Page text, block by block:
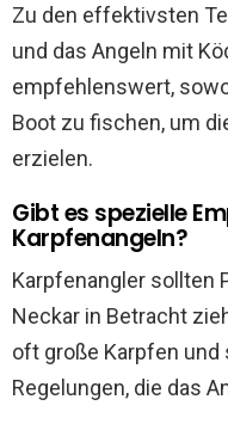
Zu den effektivsten
und das Angeln mit
empfehlenswert,
Boot zu fischen, um
erzielen.
Gibt es spezielle
Karpfenangeln?
Karpfenangler sollten
Neckar in Betracht
oft große Karpfen
Regelungen, die das